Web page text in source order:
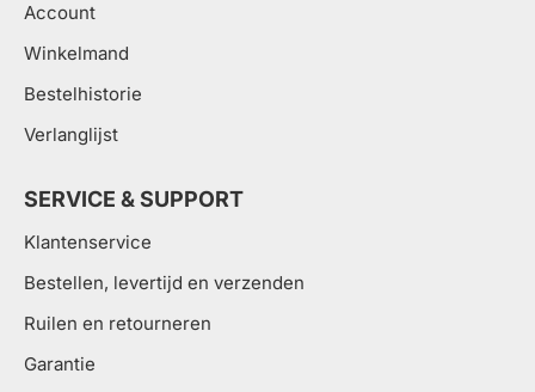
Account
Winkelmand
Bestelhistorie
Verlanglijst
SERVICE & SUPPORT
Klantenservice
Bestellen, levertijd en verzenden
Ruilen en retourneren
Garantie